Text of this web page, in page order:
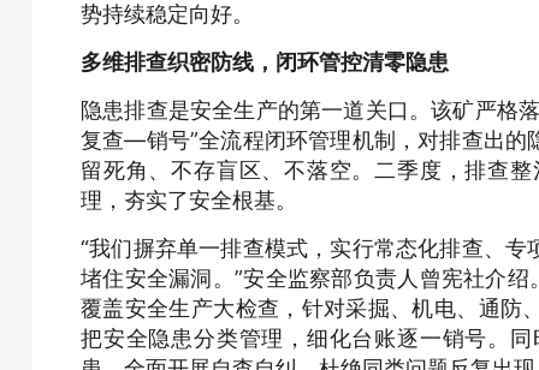
势持续稳定向好。
多维排查织密防线，闭环管控清零隐患
隐患排查是安全生产的第一道关口。该矿严
复查—销号”全流程闭环管理机制，对排查出的
留死角、不存盲区、不落空。二季度，排查
理，夯实了安全根基。
“我们摒弃单一排查模式，实行常态化排查、
堵住安全漏洞。”安全监察部负责人曾宪社介
覆盖安全生产大检查，针对采掘、机电、通防
把安全隐患分类管理，细化台账逐一销号。